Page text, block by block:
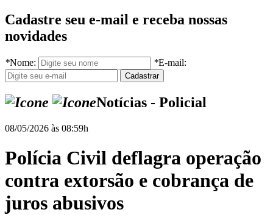
Cadastre seu e-mail e receba nossas
novidades
*Nome: *E-mail:
Notícias - Policial
08/05/2026 às 08:59h
Polícia Civil deflagra operação
contra extorsão e cobrança de
juros abusivos